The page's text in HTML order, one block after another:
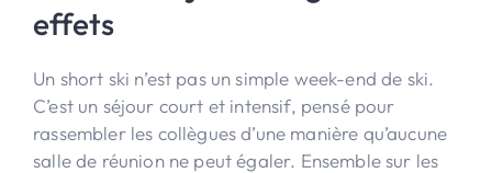
effets
Un short ski n’est pas un simple week-end de ski.
C’est un séjour court et intensif, pensé pour
rassembler les collègues d’une manière qu’aucune
salle de réunion ne peut égaler. Ensemble sur les